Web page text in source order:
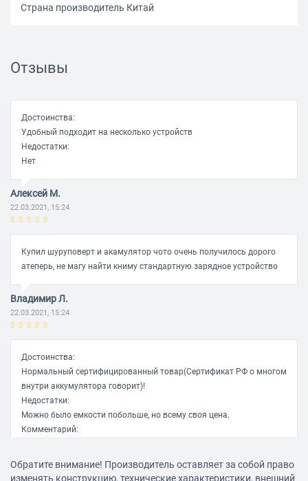
Страна производитель Китай
Отзывы
Достоинства:
Удобный подходит на несколько устройств
Недостатки:
Нет
Алексей М.
22.03.2021, 15:24
Купил шуруповерт и акамулятор чото очень получилось дорого
атеперь, не магу найти книму стандартную зарядное устройство
Владимир Л.
22.03.2021, 15:24
Достоинства:
Нормальный сертифицированный товар(Сертификат РФ о многом
внутри аккумулятора говорит)!
Недостатки:
Можно было емкости побольше, но всему своя цена.
Комментарий:
Сергей Т.
Обратите внимание! Производитель оставляет за собой право
изменять конструкцию, технические характеристики, внешний